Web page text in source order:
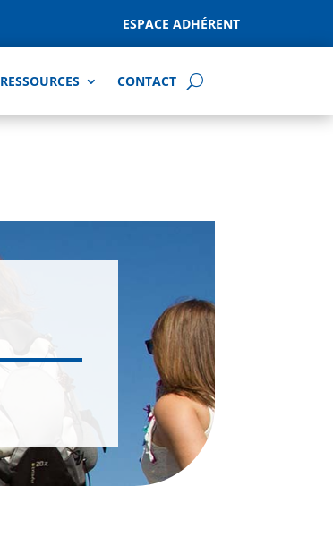
ESPACE ADHÉRENT
RESSOURCES CONTACT